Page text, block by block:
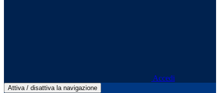
Accedi
Attiva / disattiva la navigazione